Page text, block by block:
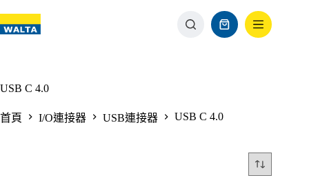
USB C 4.0
首頁 I/O連接器 USB連接器 USB C 4.0